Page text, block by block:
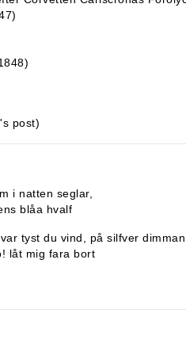
post)
i natten seglar,
blåa hvalf
tyst du vind, på silfver
låt mig fara bort